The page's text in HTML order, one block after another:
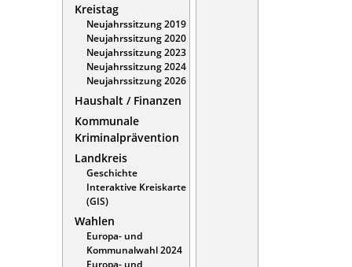
Kreistag
Neujahrssitzung 2019
Neujahrssitzung 2020
Neujahrssitzung 2023
Neujahrssitzung 2024
Neujahrssitzung 2026
Haushalt / Finanzen
Kommunale
Kriminalprävention
Landkreis
Geschichte
Interaktive Kreiskarte
(GIS)
Wahlen
Europa- und
Kommunalwahl 2024
Europa- und